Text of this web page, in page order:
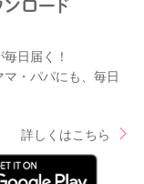
日届く！
・パパにも、毎日
詳しくはこちら